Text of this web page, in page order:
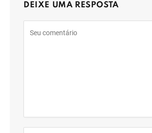
DEIXE UMA RESPOSTA